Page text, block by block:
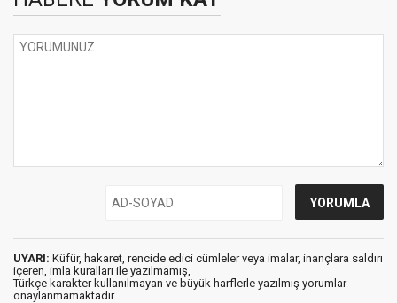
UYARI: Küfür, hakaret, rencide edici cümleler veya imalar, inançlara saldırı
içeren, imla kuralları ile yazılmamış,
Türkçe karakter kullanılmayan ve büyük harflerle yazılmış yorumlar
onaylanmamaktadır.